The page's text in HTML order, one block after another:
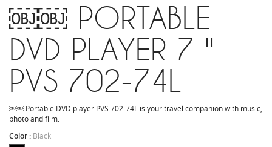
￼￼ PORTABLE
DVD PLAYER 7 ''
PVS 702-74L
￼￼ Portable DVD player PVS 702-74L is your travel companion with music,
photo and film.
Color : Black